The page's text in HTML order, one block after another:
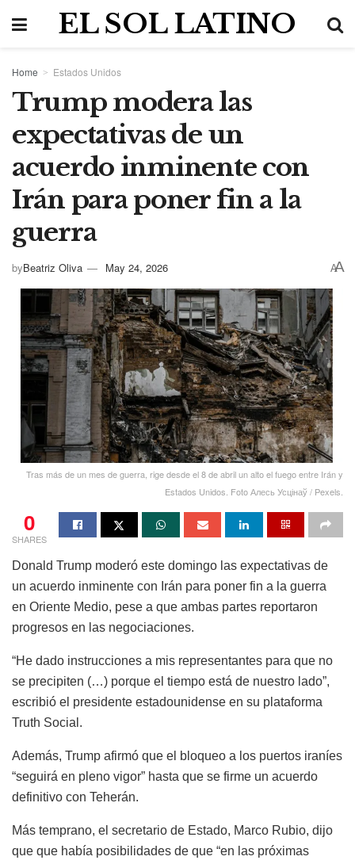
EL SOL LATINO
Home Estados Unidos
Trump modera las
expectativas de un
acuerdo inminente con
Irán para poner fin a la
guerra
byBeatriz Oliva May 24, 2026 AA
Tras más de un mes de guerra, rige desde el 8 de abril un alto el fuego entre Irán y
Estados Unidos. Foto Алесь Усцінаў / Pexels.
0
SHARES
Donald Trump moderó este domingo las expectativas de
un acuerdo inminente con Irán para poner fin a la guerra
en Oriente Medio, pese a que ambas partes reportaron
progresos en las negociaciones.
“He dado instrucciones a mis representantes para que no
se precipiten (…) porque el tiempo está de nuestro lado”,
escribió el presidente estadounidense en su plataforma
Truth Social.
Además, Trump afirmó que el bloqueo a los puertos iraníes
“seguirá en pleno vigor” hasta que se firme un acuerdo
definitivo con Teherán.
Más temprano, el secretario de Estado, Marco Rubio, dijo
que que había posibilidades de que “en las próximas